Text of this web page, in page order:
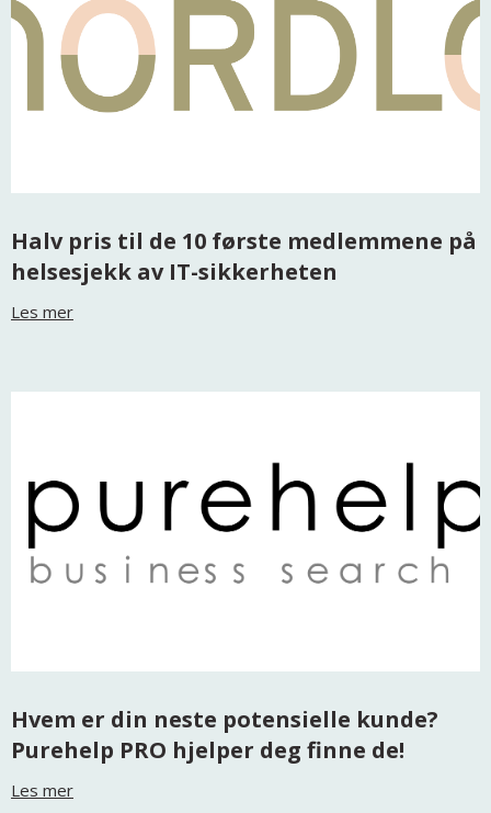
Halv pris til de 10 første medlemmene på
helsesjekk av IT-sikkerheten
Les mer
Hvem er din neste potensielle kunde?
Purehelp PRO hjelper deg finne de!
Les mer